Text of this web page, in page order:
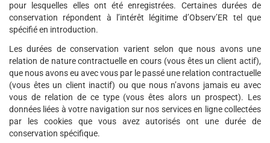
pour lesquelles elles ont été enregistrées. Certaines durées de
conservation répondent à l’intérêt légitime d’Observ’ER tel que
spécifié en introduction.
Les durées de conservation varient selon que nous avons une
relation de nature contractuelle en cours (vous êtes un client actif),
que nous avons eu avec vous par le passé une relation contractuelle
(vous êtes un client inactif) ou que nous n’avons jamais eu avec
vous de relation de ce type (vous êtes alors un prospect). Les
données liées à votre navigation sur nos services en ligne collectées
par les cookies que vous avez autorisés ont une durée de
conservation spécifique.